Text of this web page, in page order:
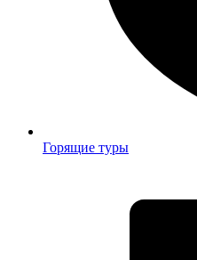
Горящие туры